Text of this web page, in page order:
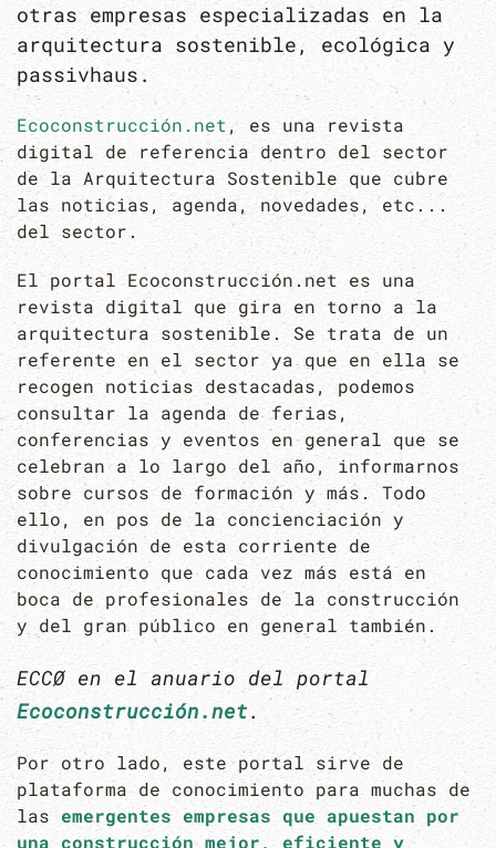
otras empresas especializadas en la
arquitectura sostenible, ecológica y
passivhaus.
Ecoconstrucción.net, es una revista
digital de referencia dentro del sector
de la Arquitectura Sostenible que cubre
las noticias, agenda, novedades, etc...
del sector.
El portal Ecoconstrucción.net es una
revista digital que gira en torno a la
arquitectura sostenible. Se trata de un
referente en el sector ya que en ella se
recogen noticias destacadas, podemos
consultar la agenda de ferias,
conferencias y eventos en general que se
celebran a lo largo del año, informarnos
sobre cursos de formación y más. Todo
ello, en pos de la concienciación y
divulgación de esta corriente de
conocimiento que cada vez más está en
boca de profesionales de la construcción
y del gran público en general también.
ECCØ en el anuario del portal
Ecoconstrucción.net.
Por otro lado, este portal sirve de
plataforma de conocimiento para muchas de
las emergentes empresas que apuestan por
una construcción mejor, eficiente y